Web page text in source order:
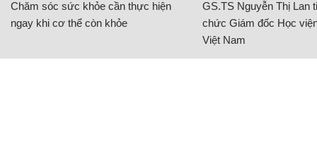
Chăm sóc sức khỏe cần thực hiện
ngay khi cơ thể còn khỏe
GS.TS Nguyễn Thị Lan
chức Giám đốc Học
Việt Nam